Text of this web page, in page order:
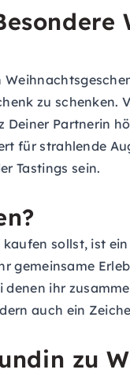
zu schenken.
Partnerin
für strahlende
Tastings sein.
kaufen sollst, ist
gemeinsame
denen ihr
auch ein
zu